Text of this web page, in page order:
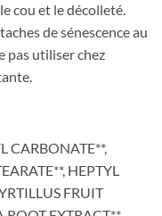
cou et le décolleté.
de sénescence au
pas utiliser chez
CARBONATE**,
HEPTYL
FRUIT